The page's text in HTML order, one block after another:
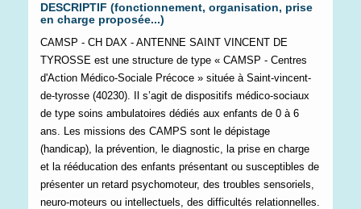
DESCRIPTIF (fonctionnement, organisation, prise
en charge proposée...)
CAMSP - CH DAX - ANTENNE SAINT VINCENT DE
TYROSSE est une structure de type « CAMSP - Centres
d'Action Médico-Sociale Précoce » située à Saint-vincent-
de-tyrosse (40230). Il s’agit de dispositifs médico-sociaux
de type soins ambulatoires dédiés aux enfants de 0 à 6
ans. Les missions des CAMPS sont le dépistage
(handicap), la prévention, le diagnostic, la prise en charge
et la rééducation des enfants présentant ou susceptibles de
présenter un retard psychomoteur, des troubles sensoriels,
neuro-moteurs ou intellectuels, des difficultés relationnelles.